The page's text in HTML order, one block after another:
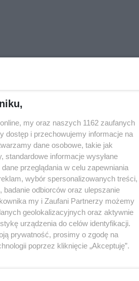
my oraz naszych 1162 zaufanych
dostęp i przechowujemy informacje na
dane osobowe, takie jak
standardowe informacje wysyłane
przeglądania w celu zapewniania
wybór spersonalizowanych treści,
badanie odbiorców oraz ulepszanie
my i Zaufani Partnerzy możemy
geolokalizacyjnych oraz aktywnie
urządzenia do celów identyfikacji.
prywatność, prosimy o zgodę na
poprzez kliknięcie „Akceptuję”.